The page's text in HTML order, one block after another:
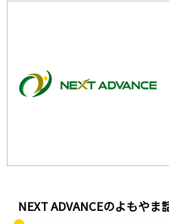
NEXT ADVANCEのよもや